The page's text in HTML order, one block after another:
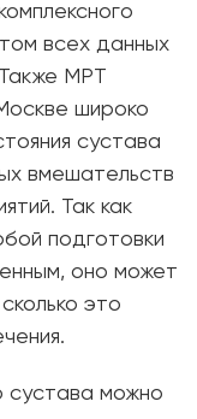
всех данных
МРТ
широко
сустава
вмешательств
Так как
подготовки
оно может
это
сустава можно